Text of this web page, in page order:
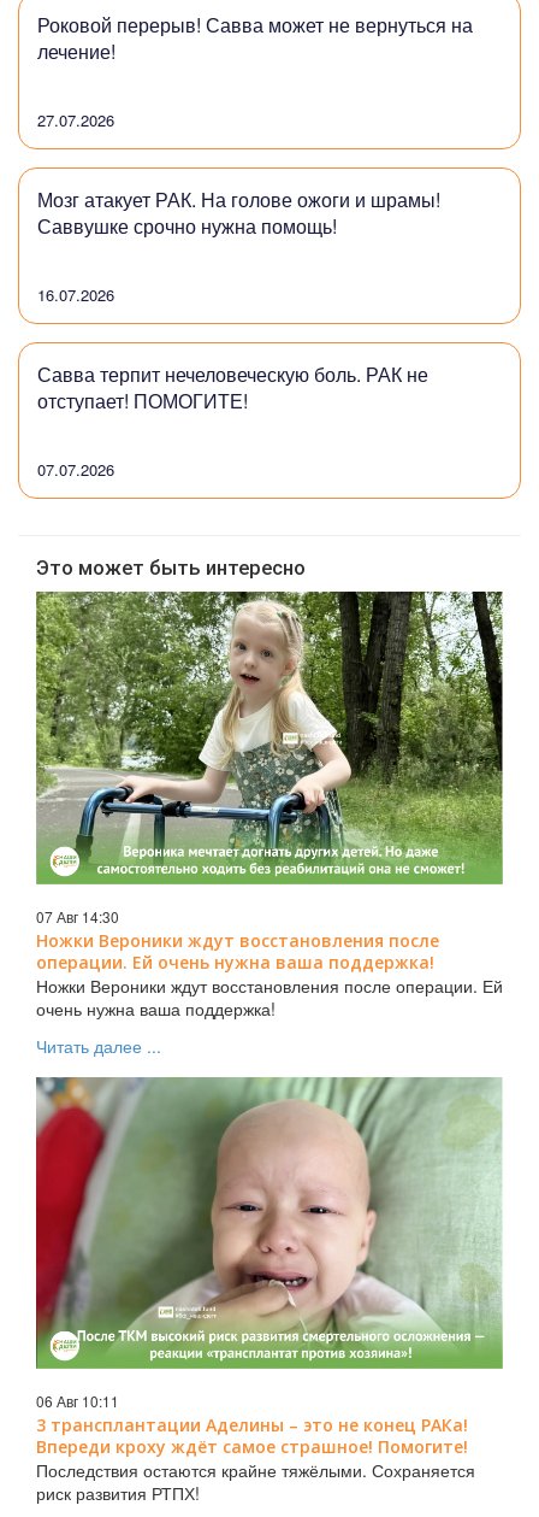
Роковой перерыв! Савва может не вернуться на
лечение!
27.07.2026
Мозг атакует РАК. На голове ожоги и шрамы!
Саввушке срочно нужна помощь!
16.07.2026
Савва терпит нечеловеческую боль. РАК не
отступает! ПОМОГИТЕ!
07.07.2026
Это может быть интересно
07 Авг 14:30
Ножки Вероники ждут восстановления после
операции. Ей очень нужна ваша поддержка!
Ножки Вероники ждут восстановления после операции. Ей
очень нужна ваша поддержка!
Читать далее ...
06 Авг 10:11
3 трансплантации Аделины – это не конец РАКа!
Впереди кроху ждёт самое страшное! Помогите!
Последствия остаются крайне тяжёлыми. Сохраняется
риск развития РТПХ!